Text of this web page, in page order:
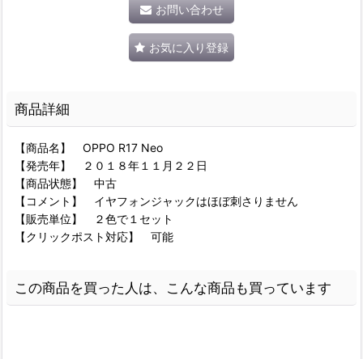
お問い合わせ
お気に入り登録
商品詳細
【商品名】 OPPO R17 Neo
【発売年】 ２０１８年１１月２２日
【商品状態】 中古
【コメント】 イヤフォンジャックはほぼ刺さりません
【販売単位】 ２色で１セット
【クリックポスト対応】 可能
この商品を買った人は、こんな商品も買っています